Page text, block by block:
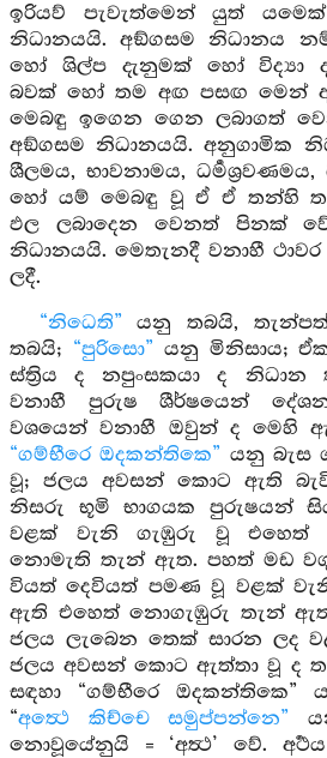
ඉරියව් පැවැත්මෙන් යුත්
නිධානයයි. අඞ්ගසම නිධානය
හෝ ශිල්ප දැනුමක් හෝ විද්‍යා
බවක් හෝ තම අඟ පසඟ මෙන්
මෙබඳු ඉගෙන ගෙන ලබාගත්
අඞ්ගසම නිධානයයි. අනුගාමික
ශීලමය, භාවනාමය,
හෝ යම් මෙබඳු වූ ඒ ඒ තන්හි
ඵල ලබාදෙන වෙනත් පිනක්
නිධානයයි. මෙතැනදී වනාහී
ලදී.
“නිධෙති” යනු තබයි,
තබයි; “පුරිසො” යනු මිනිසාය;
ස්ත්‍රිය ද නපුංසකයා ද නිධාන
වනාහී පුරුෂ ශීර්ෂයෙන්
වශයෙන් වනාහී ඔවුන් ද මෙහි
“ගම්භීරෙ ඔදකන්තිකෙ” යනු බැස
වූ; ජලය අවසන් කොට ඇති
නිසරු භූමි භාගයක පුරුෂයන්
වළක් වැනි ගැඹුරු වූ එහෙත්
නොමැති තැන් ඇත. පහත් මඩ
වියත් දෙවියත් පමණ වූ වළක්
ඇති එහෙත් නොගැඹුරු තැන්
ජලය ලැබෙන තෙක් සාරන ලද
ජලය අවසන් කොට ඇත්තා වූ ද
සඳහා “ගම්භීරෙ
“අත්‍ථෙ කිච්චෙ සමුප්පන්නෙ”
නොවූයේනුයි = ‘අත්‍ථ’ වේ.